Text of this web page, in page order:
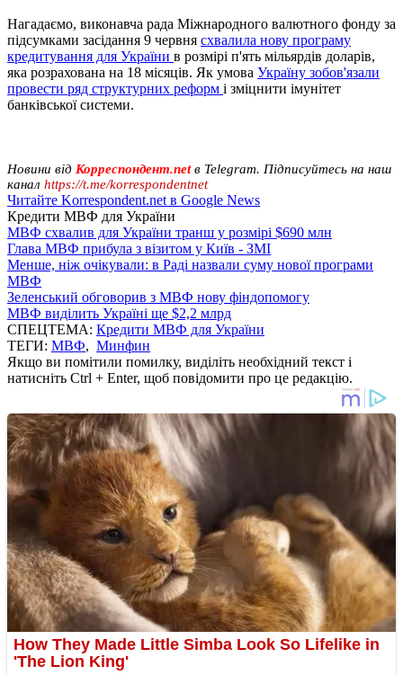
Нагадаємо, виконавча рада Міжнародного валютного фонду за
підсумками засідання 9 червня схвалила нову програму
кредитування для України в розмірі п'ять мільярдів доларів,
яка розрахована на 18 місяців. Як умова Україну зобов'язали
провести ряд структурних реформ і зміцнити імунітет
банківської системи.
Новини від Корреспондент.netв Telegram. Підписуйтесь на наш
канал https://t.me/korrespondentnet
Читайте Korrespondent.net в Google News
Кредити МВФ для України
МВФ схвалив для України транш у розмірі $690 млн
Глава МВФ прибула з візитом у Київ - ЗМІ
Менше, ніж очікували: в Раді назвали суму нової програми
МВФ
Зеленський обговорив з МВФ нову фіндопомогу
МВФ виділить Україні ще $2,2 млрд
СПЕЦТЕМА: Кредити МВФ для України
ТЕГИ: МВФ, Минфин
Якщо ви помітили помилку, виділіть необхідний текст і
натисніть Ctrl + Enter, щоб повідомити про це редакцію.